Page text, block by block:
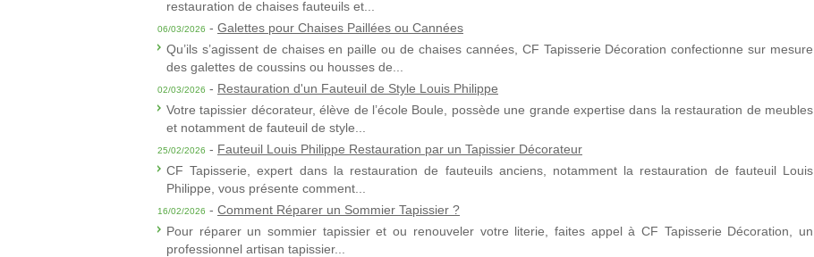
restauration de chaises fauteuils et...
06/03/2026 - Galettes pour Chaises Paillées ou Cannées
Qu’ils s’agissent de chaises en paille ou de chaises cannées, CF Tapisserie Décoration confectionne sur mesure
des galettes de coussins ou housses de...
02/03/2026 - Restauration d'un Fauteuil de Style Louis Philippe
Votre tapissier décorateur, élève de l’école Boule, possède une grande expertise dans la restauration de meubles
et notamment de fauteuil de style...
25/02/2026 - Fauteuil Louis Philippe Restauration par un Tapissier Décorateur
CF Tapisserie, expert dans la restauration de fauteuils anciens, notamment la restauration de fauteuil Louis
Philippe, vous présente comment...
16/02/2026 - Comment Réparer un Sommier Tapissier ?
Pour réparer un sommier tapissier et ou renouveler votre literie, faites appel à CF Tapisserie Décoration, un
professionnel artisan tapissier...